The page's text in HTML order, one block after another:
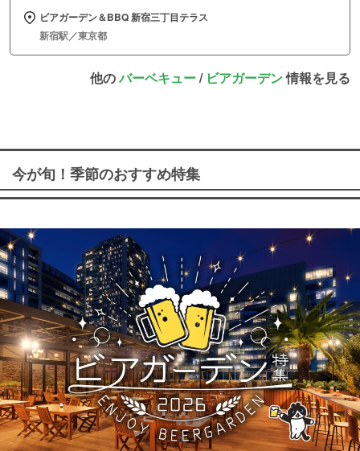
ビアガーデン＆BBQ 新宿三丁目テラス
新宿駅／東京都
他のバーベキュー/ ビアガーデン情報を見る
今が旬！季節のおすすめ特集